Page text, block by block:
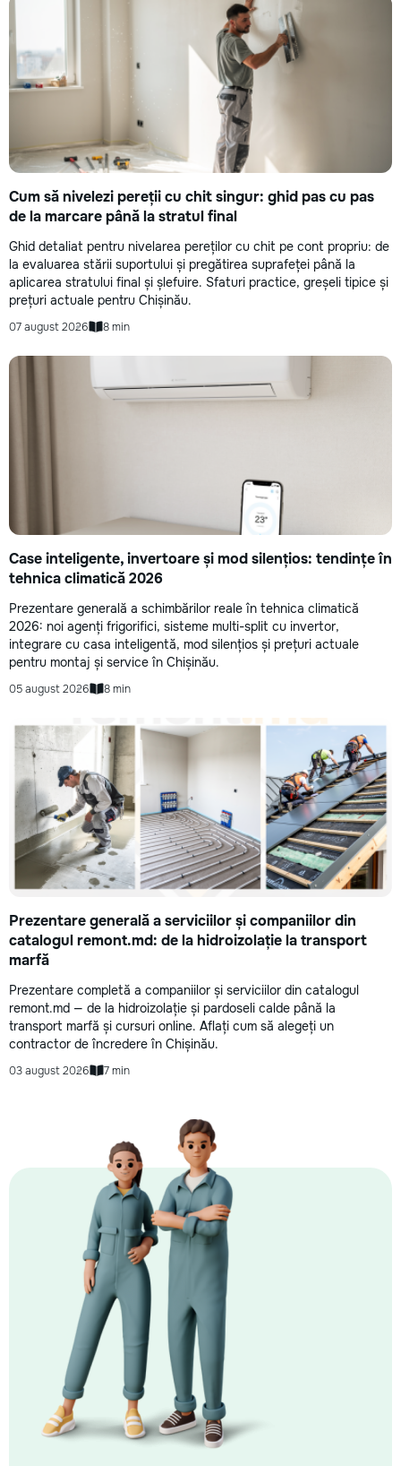
Cum să nivelezi pereții cu chit singur: ghid pas cu pas
de la marcare până la stratul final
Ghid detaliat pentru nivelarea pereților cu chit pe cont propriu: de
la evaluarea stării suportului și pregătirea suprafeței până la
aplicarea stratului final și șlefuire. Sfaturi practice, greșeli tipice și
prețuri actuale pentru Chișinău.
07 august 2026 8 min
Case inteligente, invertoare și mod silențios: tendințe în
tehnica climatică 2026
Prezentare generală a schimbărilor reale în tehnica climatică
2026: noi agenți frigorifici, sisteme multi-split cu invertor,
integrare cu casa inteligentă, mod silențios și prețuri actuale
pentru montaj și service în Chișinău.
05 august 2026 8 min
Prezentare generală a serviciilor și companiilor din
catalogul remont.md: de la hidroizolație la transport
marfă
Prezentare completă a companiilor și serviciilor din catalogul
remont.md — de la hidroizolație și pardoseli calde până la
transport marfă și cursuri online. Aflați cum să alegeți un
contractor de încredere în Chișinău.
03 august 2026 7 min